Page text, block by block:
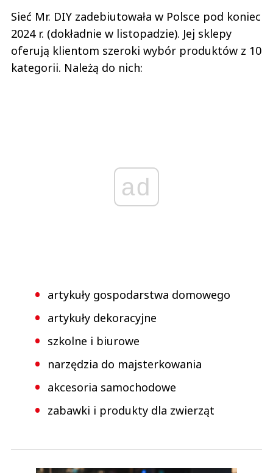
Sieć Mr. DIY zadebiutowała w Polsce pod koniec
2024 r. (dokładnie w listopadzie). Jej sklepy
oferują klientom szeroki wybór produktów z 10
kategorii. Należą do nich:
ad
artykuły gospodarstwa domowego
artykuły dekoracyjne
szkolne i biurowe
narzędzia do majsterkowania
akcesoria samochodowe
zabawki i produkty dla zwierząt